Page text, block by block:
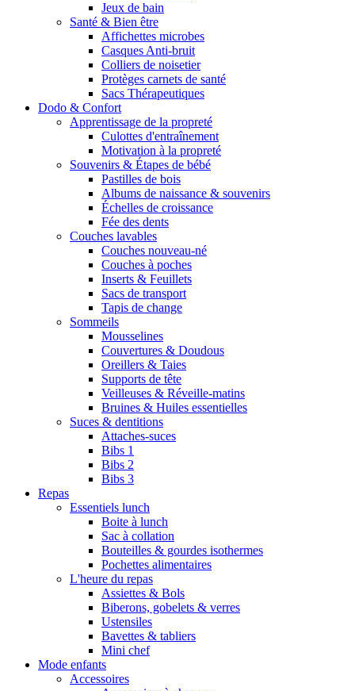
Jeux de bain
Santé & Bien être
Affichettes microbes
Casques Anti-bruit
Colliers de noisetier
Protèges carnets de santé
Sacs Thérapeutiques
Dodo & Confort
Apprentissage de la propreté
Culottes d'entraînement
Motivation à la propreté
Souvenirs & Étapes de bébé
Pastilles de bois
Albums de naissance & souvenirs
Échelles de croissance
Fée des dents
Couches lavables
Couches nouveau-né
Couches à poches
Inserts & Feuillets
Sacs de transport
Tapis de change
Sommeils
Mousselines
Couvertures & Doudous
Oreillers & Taies
Supports de tête
Veilleuses & Réveille-matins
Bruines & Huiles essentielles
Suces & dentitions
Attaches-suces
Bibs 1
Bibs 2
Bibs 3
Repas
Essentiels lunch
Boite à lunch
Sac à collation
Bouteilles & gourdes isothermes
Pochettes alimentaires
L'heure du repas
Assiettes & Bols
Biberons, gobelets & verres
Ustensiles
Bavettes & tabliers
Mini chef
Mode enfants
Accessoires